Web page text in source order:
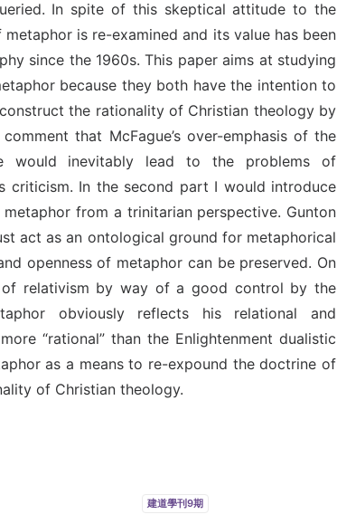
In spite of this skeptical attitude to the
is re-examined and its value has been
since the 1960s. This paper aims at studying
because they both have the intention to
the rationality of Christian theology by
that McFague’s over-emphasis of the
would inevitably lead to the problems of
criticism. In the second part I would introduce
from a trinitarian perspective. Gunton
act as an ontological ground for metaphorical
openness of metaphor can be preserved. On
relativism by way of a good control by the
obviously reflects his relational and
“rational” than the Enlightenment dualistic
as a means to re-expound the doctrine of
of Christian theology.
建道學刊9期